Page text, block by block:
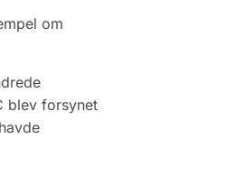
om
blev forsynet